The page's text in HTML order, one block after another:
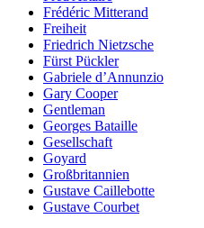
Frédéric Mitterand
Freiheit
Friedrich Nietzsche
Fürst Pückler
Gabriele d’Annunzio
Gary Cooper
Gentleman
Georges Bataille
Gesellschaft
Goyard
Großbritannien
Gustave Caillebotte
Gustave Courbet